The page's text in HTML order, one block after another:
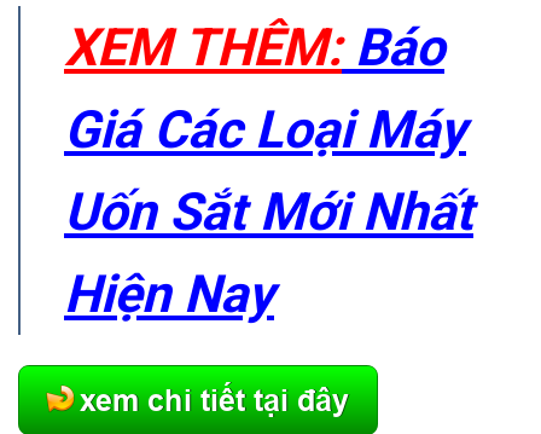
XEM THÊM:Báo
Giá Các Loại Máy
Uốn Sắt Mới Nhất
Hiện Nay